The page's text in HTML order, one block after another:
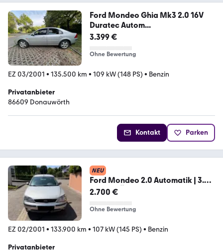
Ford Mondeo Ghia Mk3 2.0 16V
Duratec Autom...
3.399 €
Ohne Bewertung
EZ 03/2001 • 135.500 km • 109 kW (148 PS) • Benzin
Privatanbieter
86609 Donauwörth
Kontakt Parken
NEU
Ford Mondeo 2.0 Automatik | 3.
Hand | TÜV ...
2.700 €
Ohne Bewertung
EZ 02/2001 • 133.900 km • 107 kW (145 PS) • Benzin
Privatanbieter